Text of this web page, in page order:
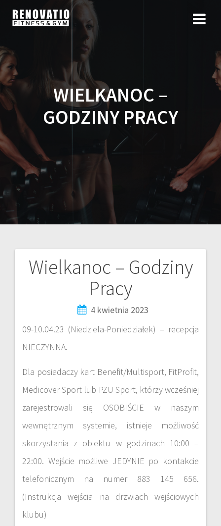
WIELKANOC –
GODZINY PRACY
Wielkanoc – Godziny
Pracy
4 kwietnia 2023
09-10.04.23 (Niedziela-Poniedziałek) – recepcja
NIECZYNNA.
Dla posiadaczy kart Benefit/Multisport, FitProfit,
Medicover Sport lub PZU Sport, którzy wcześniej
zarejestrowali się OSOBIŚCIE w naszym
wewnętrznym systemie, istnieje możliwość
skorzystania z obiektu w godzinach 10:00 –
22:00. Wejście możliwe JEDYNIE po kontakcie
telefonicznym na numer 883 145 656.
(Instrukcja wejścia na drzwiach wejściowych
klubu)